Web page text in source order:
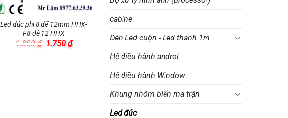
Led đúc phi 8 đế 12mm HHX-
F8 đế 12 HHX
1.800₫ Giá
1.750₫Giá
hiện
cabine
Đèn Led cuộn - Led thanh 1m
Hệ điều hành androi
Hệ điều hành Window
Khung nhôm biển ma trận
Led đúc